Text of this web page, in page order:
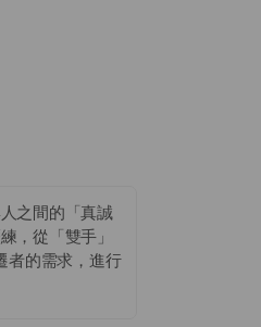
之間的「真誠
，從「雙手」
者的需求，進行
品依照客戶的